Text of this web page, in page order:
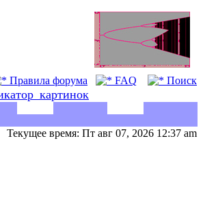
Правила форума FAQ Поиск
Текущее время: Пт авг 07, 2026 12:37 am